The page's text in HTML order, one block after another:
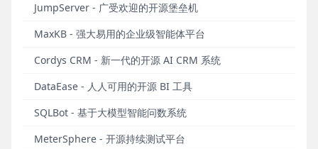
JumpServer - 广受欢迎的开源堡垒机
MaxKB - 强大易用的企业级智能体平台
Cordys CRM - 新一代的开源 AI CRM 系统
DataEase - 人人可用的开源 BI 工具
SQLBot - 基于大模型智能问数系统
MeterSphere - 开源持续测试平台
发布v2.6.0版本。
在MaxKB v2.6.0社区版本中，智能体
器能力，用户可以配置定时、事件等触发条件，实现
Web站点知识库、飞书知识库均支持直接转换为工作